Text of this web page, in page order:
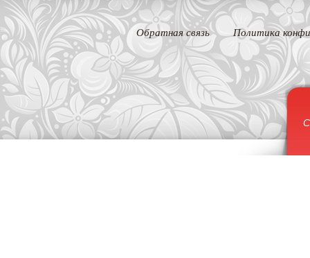
Обратная связь Политика